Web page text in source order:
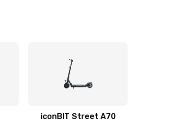
iconBIT Street A70